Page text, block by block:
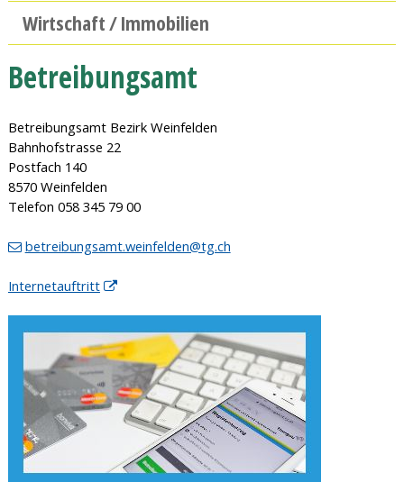
Wirtschaft / Immobilien
Betreibungsamt
Betreibungsamt Bezirk Weinfelden
Bahnhofstrasse 22
Postfach 140
8570 Weinfelden
Telefon 058 345 79 00
betreibungsamt.weinfelden@tg.ch
Internetauftritt